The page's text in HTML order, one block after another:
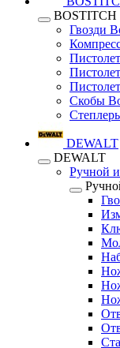
BOSTITCH
Гвозди
Скобы
DEWALT
DEWALT
Ручной